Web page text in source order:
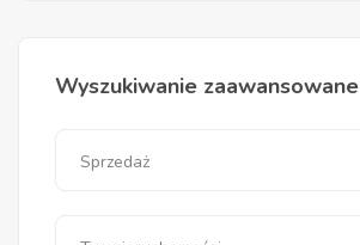
Wyszukiwanie zaawansowane
Sprzedaż